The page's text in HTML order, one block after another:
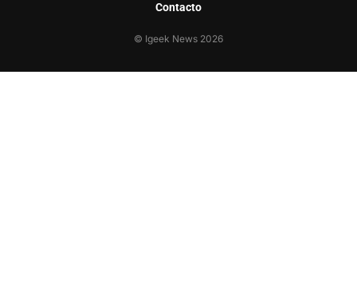
Contacto
© Igeek News 2026